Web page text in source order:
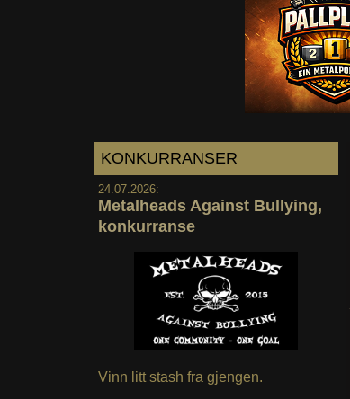
KONKURRANSER
24.07.2026:
Metalheads Against Bullying,
konkurranse
Vinn litt stash fra gjengen.